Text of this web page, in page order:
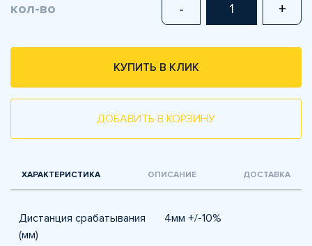
кол-во - +
КУПИТЬ В КЛИК
ДОБАВИТЬ В КОРЗИНУ
ХАРАКТЕРИСТИКА ОПИСАНИЕ ДОСТАВКА
Дистанция срабатывания
(мм)
4мм +/-10%